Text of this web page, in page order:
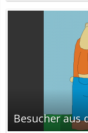
Besucher aus